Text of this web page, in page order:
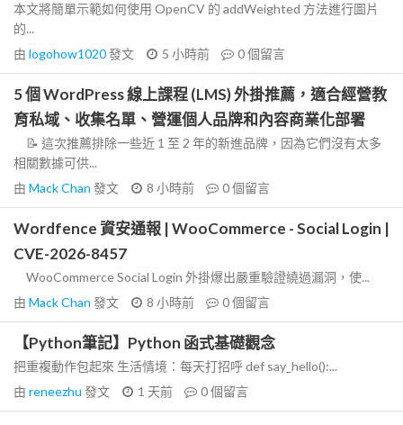
本文將簡單示範如何使用 OpenCV 的 addWeighted 方法進行圖片
的...
由 logohow1020發文 5 小時前 0個留言
5 個 WordPress 線上課程 (LMS) 外掛推薦，適合經營教
育私域、收集名單、營運個人品牌和內容商業化部署
📝 這次推薦排除一些近 1 至 2 年的新進品牌，因為它們沒有太多
相關數據可供...
由 Mack Chan 發文 8 小時前 0個留言
Wordfence 資安通報 | WooCommerce - Social Login |
CVE-2026-8457
WooCommerce Social Login 外掛爆出嚴重驗證繞過漏洞，使...
由 Mack Chan 發文 8 小時前 0個留言
【Python筆記】Python 函式基礎觀念
把重複動作包起來 生活情境：每天打招呼 def say_hello():...
由 reneezhu 發文 1 天前 0個留言